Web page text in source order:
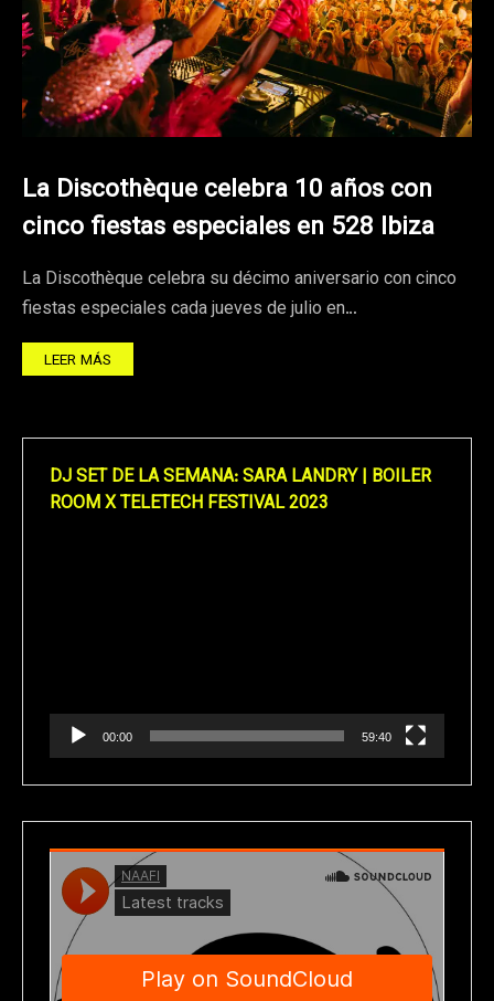
La Discothèque celebra 10 años con
cinco fiestas especiales en 528 Ibiza
La Discothèque celebra su décimo aniversario con cinco
fiestas especiales cada jueves de julio en…
LEER MÁS
DJ SET DE LA SEMANA: SARA LANDRY | BOILER
ROOM X TELETECH FESTIVAL 2023
00:00 59:40